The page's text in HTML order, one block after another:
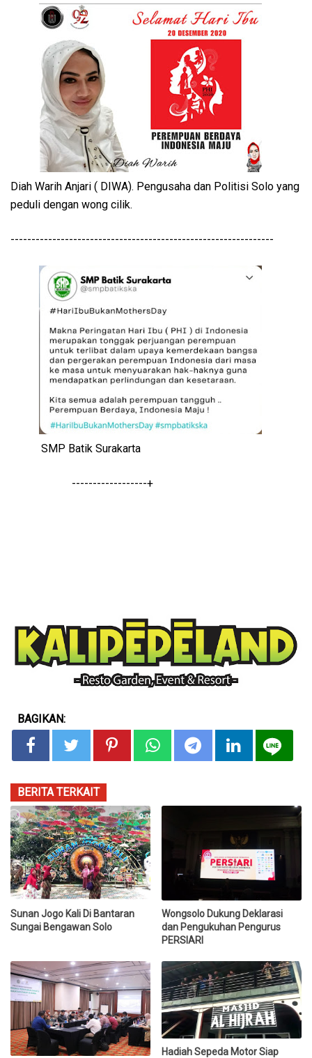
Diah Warih Anjari ( DIWA). Pengusaha dan Politisi Solo yang
peduli dengan wong cilik.
---------------------------------------------------------------
SMP Batik Surakarta
------------------+
BAGIKAN:
BERITA TERKAIT
Sunan Jogo Kali Di Bantaran
Sungai Bengawan Solo
Wongsolo Dukung Deklarasi
dan Pengukuhan Pengurus
PERSIARI
Hadiah Sepeda Motor Siap